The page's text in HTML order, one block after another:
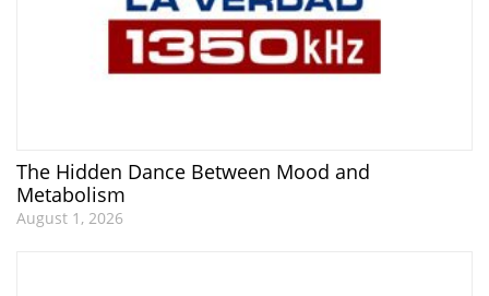
The Hidden Dance Between Mood and
Metabolism
August 1, 2026